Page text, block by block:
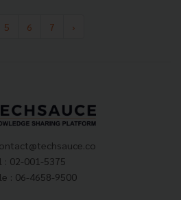
5 6 7 ›
: 02-001-5375
: 06-4658-9500